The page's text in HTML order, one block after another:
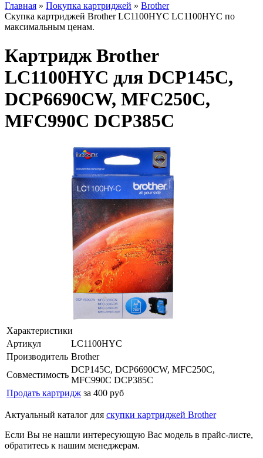
Главная » Покупка картриджей » Brother
Скупка картриджей Brother LC1100HYC LC1100HYC по
максимальным ценам.
Картридж Brother
LC1100HYC для DCP145C,
DCP6690CW, MFC250C,
MFC990C DCP385C
Характеристики
Артикул
LC1100HYC
Производитель Brother
Совместимость
DCP145C, DCP6690CW, MFC250C,
MFC990C DCP385C
Продать картридж за 400 руб
Актуальный каталог для скупки картриджей Brother
Если Вы не нашли интересующую Вас модель в прайс-листе,
обратитесь к нашим менеджерам.